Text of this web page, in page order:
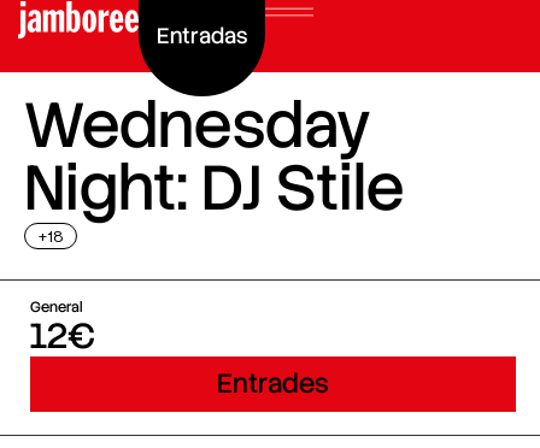
Entradas
Wednesday
Night: DJ Stile
+18
General
12€
Entrades